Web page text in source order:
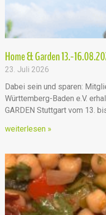
Home & Garden 13.-
23. Juli 2026
Dabei sein und sparen:
Württemberg-Baden e.V.
GARDEN Stuttgart vom 13.
weiterlesen »